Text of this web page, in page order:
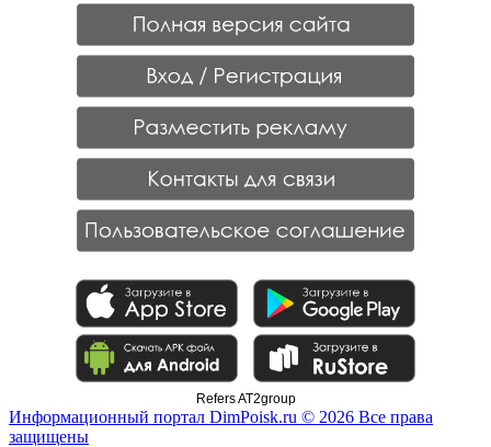
Refers AT2group
Информационный портал DimPoisk.ru © 2026 Все права
защищены